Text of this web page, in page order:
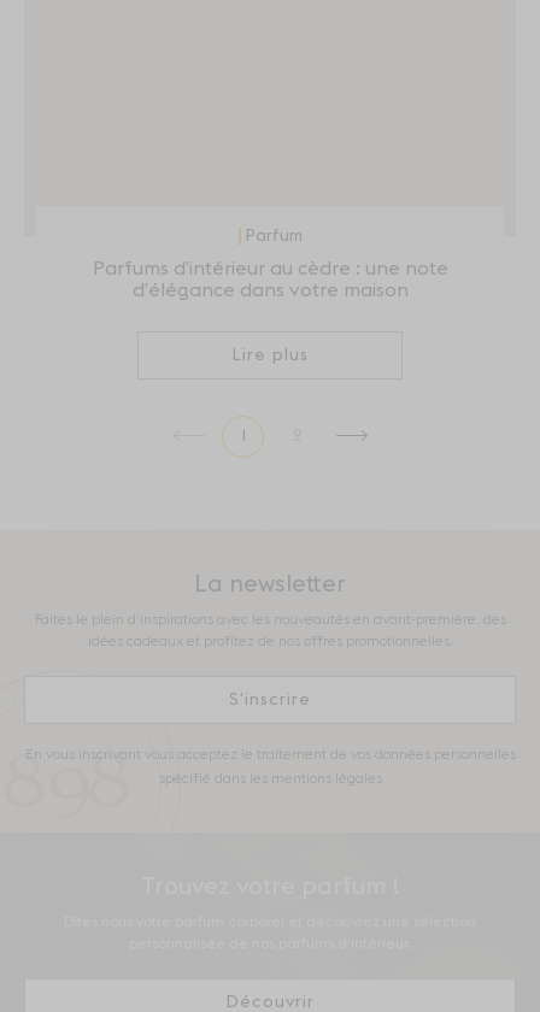
Parfum
Parfums d’intérieur au cèdre : une note
d’élégance dans votre maison
Lire plus
La newsletter
Faites le plein d’inspirations avec les nouveautés en avant-première, des
idées cadeaux et profitez de nos offres promotionnelles.
S'inscrire
En vous inscrivant vous acceptez le traitement de vos données personnelles
spécifié dans les mentions légales
Découvrir